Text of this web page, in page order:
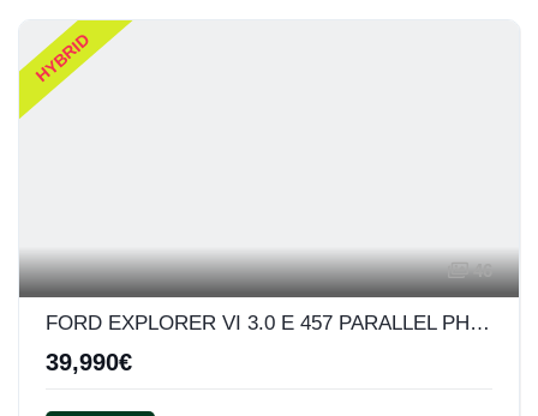
HYBRID
46
FORD EXPLORER VI 3.0 E 457 PARALLEL PHEV INTELLIGENT AWD ST-LINE BVA10
39,990€